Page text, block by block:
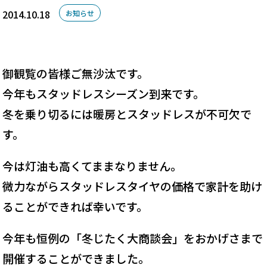
2014.10.18 お知らせ
御観覧の皆様ご無沙汰です。
今年もスタッドレスシーズン到来です。
冬を乗り切るには暖房とスタッドレスが不可欠で
す。
今は灯油も高くてままなりません。
微力ながらスタッドレスタイヤの価格で家計を助け
ることができれば幸いです。
今年も恒例の「冬じたく大商談会」をおかげさまで
開催することができました。